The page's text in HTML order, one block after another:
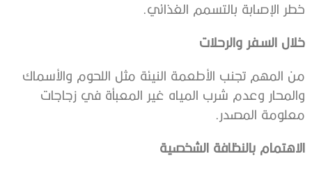
خطر الإصابة بالتسمم الغذائي.
خلال السفر والرحلات
من المهم تجنب الأطعمة النيئة مثل اللحوم والأسماك
والمحار وعدم شرب المياه غير المعبأة في زجاجات
معلومة المصدر.
الاهتمام بالنظافة الشخصية